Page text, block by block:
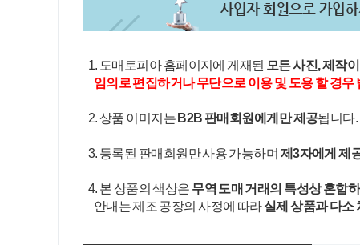
1. 도매토피아 홈페이지에 게재된 모든 사진, 제작
임의로 편집하거나 무단으로 이용 및 도용 할 경우
2. 상품 이미지는 B2B 판매회원에게만 제공됩니다.
3. 등록된 판매회원만 사용 가능하며 제3자에게 제
4. 본 상품의 색상은 무역 도매 거래의 특성상 혼합
안내는 제조 공장의 사정에 따라실제 상품과 다소